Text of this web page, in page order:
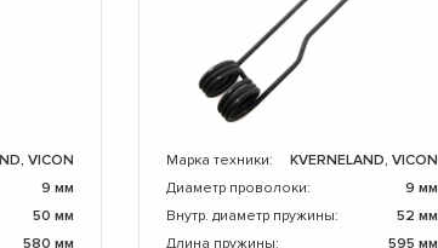
VICON
9 мм
50 мм
580 мм
Марка техники:
KVERNELAND, VICON
Диаметр проволоки:
9 мм
Внутр. диаметр пружины:
52 мм
Длина пружины:
595 мм